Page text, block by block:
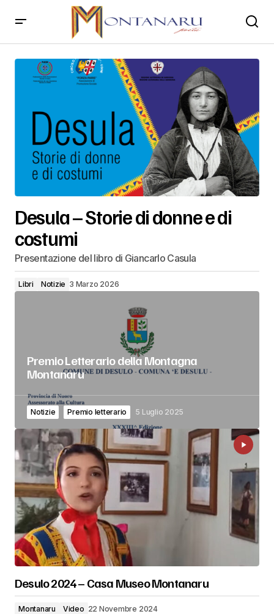
Desula – Storie di donne e di
costumi
Presentazione del libro di Giancarlo Casula
Libri Notizie 3 Marzo 2026
Premio Letterario della Montagna
Montanaru
Notizie Premio letterario 5 Luglio 2025
Desulo 2024 – Casa Museo Montanaru
Montanaru Video 22 Novembre 2024